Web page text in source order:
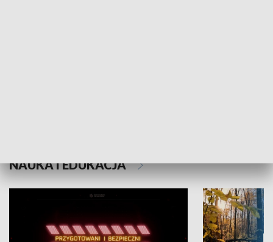
NAUKA I EDUKACJA